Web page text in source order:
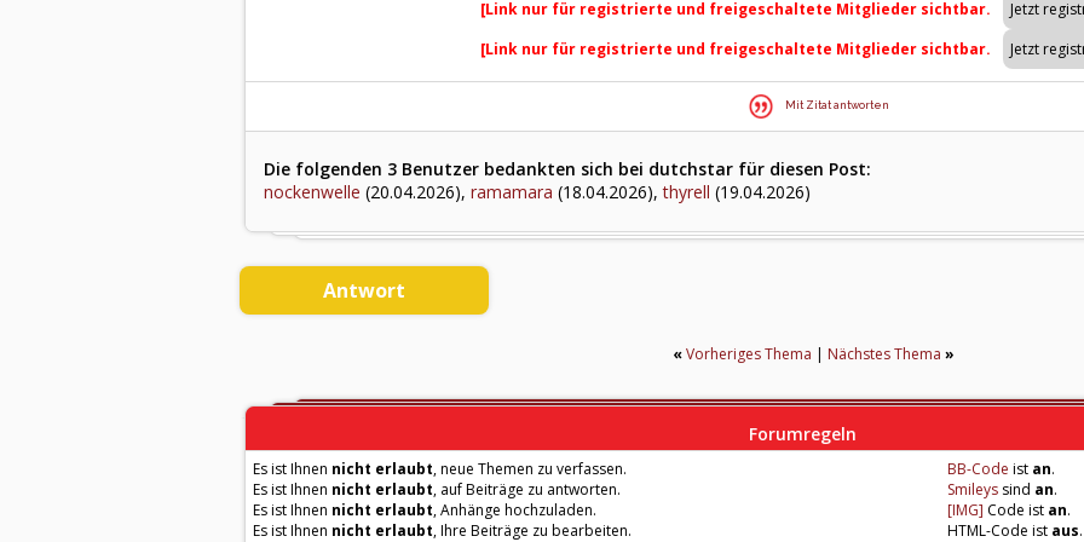
[Link nur für registrierte und freigeschaltete Mitglieder sichtbar.
[Link nur für registrierte und freigeschaltete Mitglieder sichtbar.
Mit Zitat antworten
Die folgenden 3 Benutzer bedankten sich bei dutchstar für diesen Post:
nockenwelle (20.04.2026), ramamara (18.04.2026),thyrell (19.04.2026)
Antwort
« Vorheriges Thema | Nächstes Thema »
Forumregeln
Es ist Ihnen nicht erlaubt, neue Themen zu verfassen.
Es ist Ihnen nicht erlaubt, auf Beiträge zu antworten.
Es ist Ihnen nicht erlaubt, Anhänge hochzuladen.
Es ist Ihnen nicht erlaubt, Ihre Beiträge zu bearbeiten.
BB-Code ist an.
Smileys sind an.
[IMG] Code ist an.
HTML-Code ist aus.